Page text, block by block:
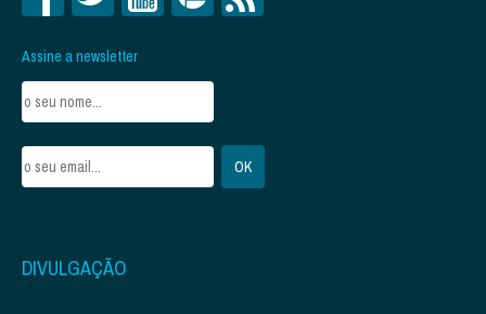
Assine a newsletter
DIVULGAÇÃO